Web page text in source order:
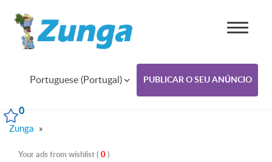
0
Portuguese (Portugal) PUBLICAR O SEU ANÚNCIO
Zunga »
Your ads from wishlist ( 0 )